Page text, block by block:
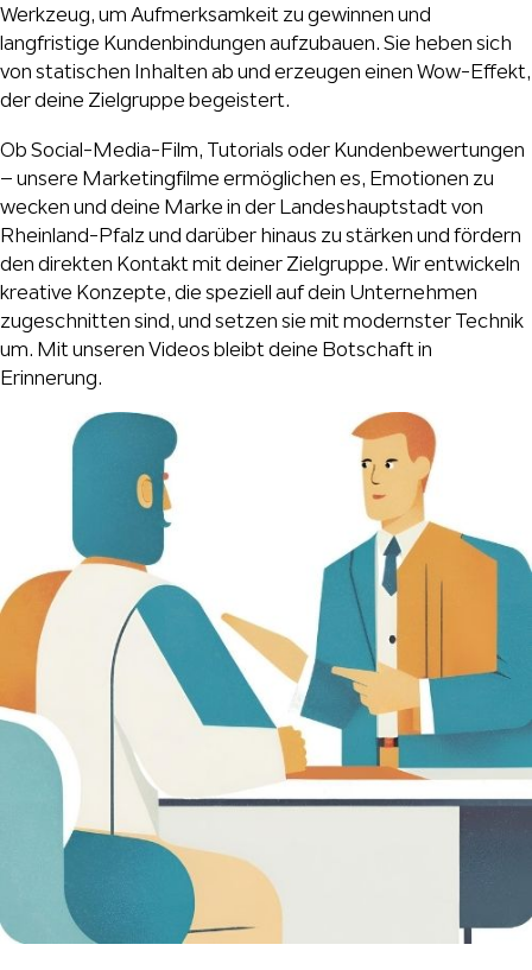
Werkzeug, um Aufmerksamkeit zu gewinnen und
langfristige Kundenbindungen aufzubauen. Sie heben sich
von statischen Inhalten ab und erzeugen einen Wow-Effekt,
der deine Zielgruppe begeistert.
Ob Social-Media-Film, Tutorials oder Kundenbewertungen
– unsere Marketingfilme ermöglichen es, Emotionen zu
wecken und deine Marke in der Landeshauptstadt von
Rheinland-Pfalz und darüber hinaus zu stärken und fördern
den direkten Kontakt mit deiner Zielgruppe. Wir entwickeln
kreative Konzepte, die speziell auf dein Unternehmen
zugeschnitten sind, und setzen sie mit modernster Technik
um. Mit unseren Videos bleibt deine Botschaft in
Erinnerung.